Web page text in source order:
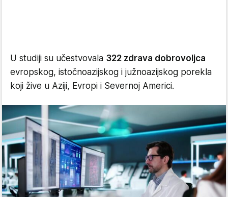
U studiji su učestvovala 322 zdrava dobrovoljca
evropskog, istočnoazijskog i južnoazijskog porekla
koji žive u Aziji, Evropi i Severnoj Americi.